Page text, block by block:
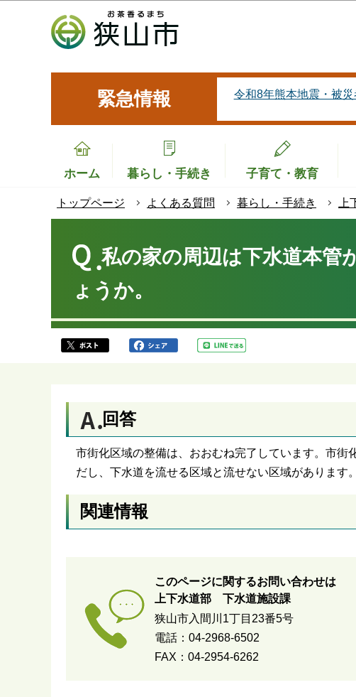
緊急情報 令和8年熊本地震・被
ホーム 暮らし・手続き 子育て・教育
トップページ よくある質問 暮らし・手続き 上
私の家の周辺は下水道本管
ょうか。
回答
市街化区域の整備は、おおむね完了しています。市
だし、下水道を流せる区域と流せない区域があります
関連情報
このページに関するお問い合わせは
上下水道部 下水道施設課
狭山市入間川1丁目23番5号
電話：04-2968-6502
FAX：04-2954-6262